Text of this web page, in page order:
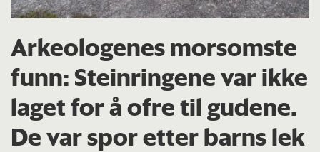
Arkeologenes morsomste
funn: Steinringene var ikke
laget for å ofre til gudene.
De var spor etter barns lek